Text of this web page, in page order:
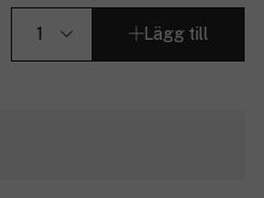
Lägg till